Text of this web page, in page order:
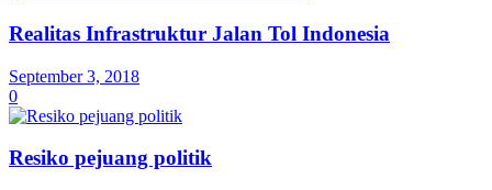
Realitas Infrastruktur Jalan Tol Indonesia
September 3, 2018
0
Resiko pejuang politik